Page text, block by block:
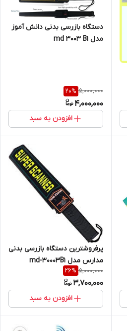
دستگاه بازرسی بدنی دانش آموز
مدل md 3003 B1
5,000,000
20%
4,000,000
افزودن به سبد
پرفروشترین دستگاه بازرسی بدنی
مدارس مدل md-30003B1
5,000,000
26%
3,700,000
افزودن به سبد